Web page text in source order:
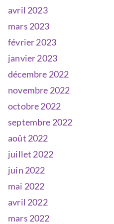
avril 2023
mars 2023
février 2023
janvier 2023
décembre 2022
novembre 2022
octobre 2022
septembre 2022
août 2022
juillet 2022
juin 2022
mai 2022
avril 2022
mars 2022